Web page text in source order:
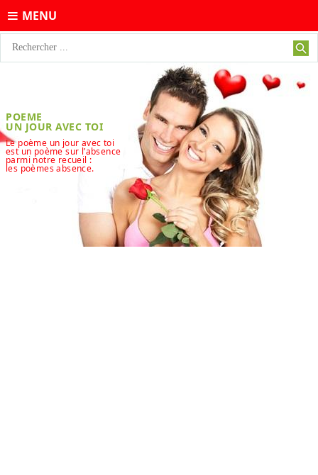
MENU
POEME
UN JOUR AVEC TOI
Le poème un jour avec toi
est un poème sur l’absence
parmi notre recueil :
les poèmes absence.